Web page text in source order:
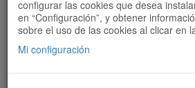
Todas las rutas
configurar las cookies que desea
en “Configuración”, y obtener
sobre el uso de las cookies al clicar en
Mi configuración